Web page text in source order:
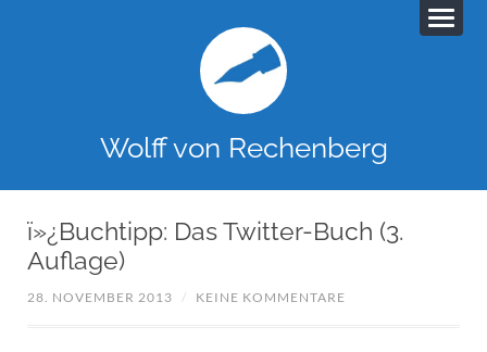
Wolff von Rechenberg
ï»¿Buchtipp: Das Twitter-Buch (3.
Auflage)
28. NOVEMBER 2013 / KEINE KOMMENTARE